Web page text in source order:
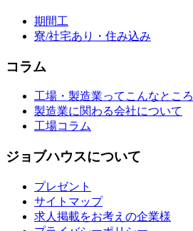
期間工
寮/社宅あり・住み込み
コラム
工場・製造業ってこんなところ
製造業に関わる会社について
工場コラム
ジョブハウスについて
プレゼント
サイトマップ
求人掲載をお考えの企業様